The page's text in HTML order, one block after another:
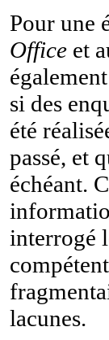
Pour une
Office et
si des
été
passé, et
échéant.
interrogé
lacunes.